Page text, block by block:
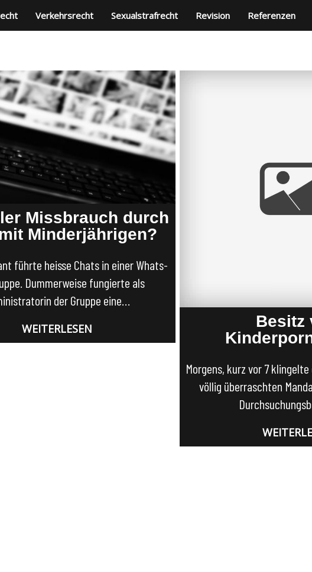
Verkehrsrecht Sexualstrafrecht Revision Referenzen
Missbrauch durch
Minderjährigen?
führte heisse Chats in einer Whats-
Dummerweise fungierte als
der Gruppe eine…
WEITERLESEN
Besitz
Morgens, kurz vor 7
völlig überraschten